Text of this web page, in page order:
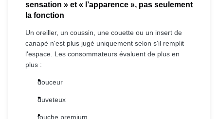
sensation » et « l’apparence », pas seulement
la fonction
Un oreiller, un coussin, une couette ou un insert de
canapé n'est plus jugé uniquement selon s'il remplit
l'espace. Les consommateurs évaluent de plus en
plus :
douceur
duveteux
touche premium